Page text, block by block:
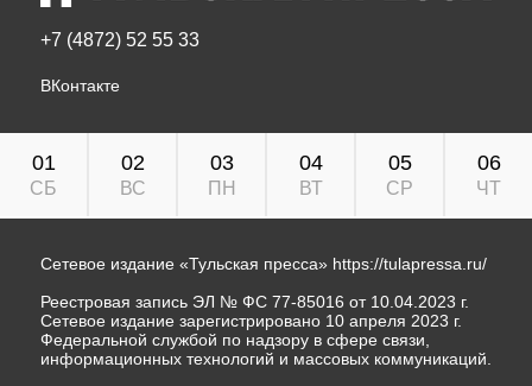
+7 (4872) 52 55 33
ВКонтакте
01
СБ
02
ВС
03
ПН
04
ВТ
05
СР
06
ЧТ
Сетевое издание «Тульская пресса» https://tulapressa.ru/
Реестровая запись ЭЛ № ФС 77-85016 от 10.04.2023 г.
Сетевое издание зарегистрировано 10 апреля 2023 г.
Федеральной службой по надзору в сфере связи,
информационных технологий и массовых коммуникаций.